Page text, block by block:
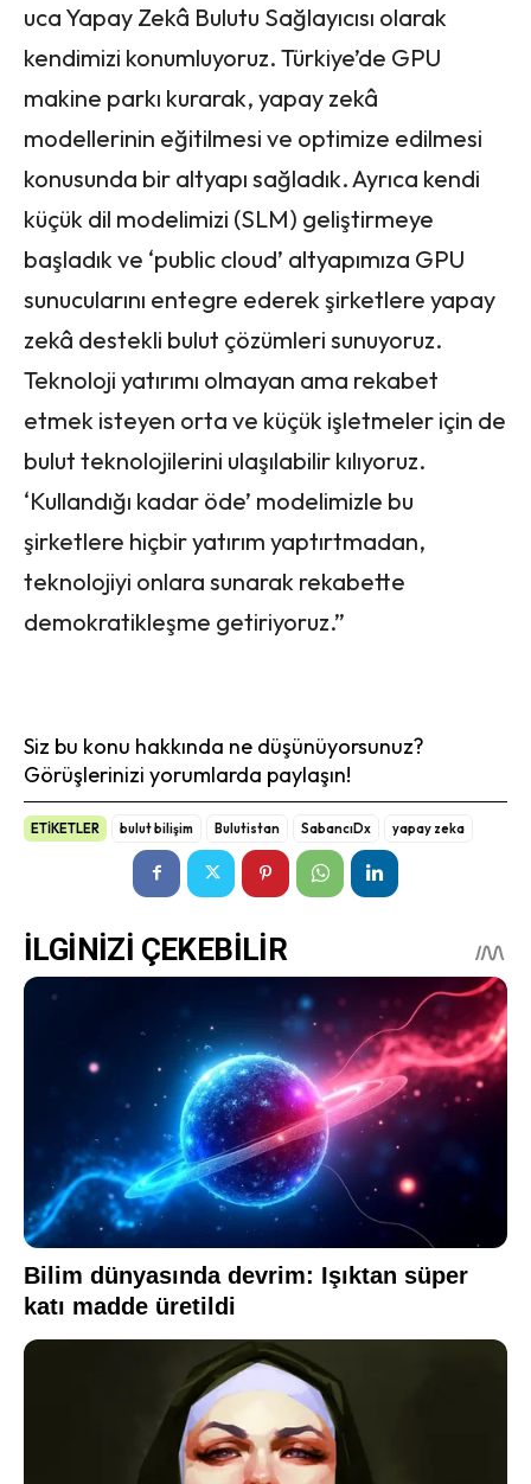
uca Yapay Zekâ Bulutu Sağlayıcısı olarak
kendimizi konumluyoruz. Türkiye’de GPU
makine parkı kurarak, yapay zekâ
modellerinin eğitilmesi ve optimize edilmesi
konusunda bir altyapı sağladık. Ayrıca kendi
küçük dil modelimizi (SLM) geliştirmeye
başladık ve ‘public cloud’ altyapımıza GPU
sunucularını entegre ederek şirketlere yapay
zekâ destekli bulut çözümleri sunuyoruz.
Teknoloji yatırımı olmayan ama rekabet
etmek isteyen orta ve küçük işletmeler için de
bulut teknolojilerini ulaşılabilir kılıyoruz.
‘Kullandığı kadar öde’ modelimizle bu
şirketlere hiçbir yatırım yaptırtmadan,
teknolojiyi onlara sunarak rekabette
demokratikleşme getiriyoruz.”
Siz bu konu hakkında ne düşünüyorsunuz?
Görüşlerinizi yorumlarda paylaşın!
ETİKETLER bulut bilişim Bulutistan SabancıDx yapay zeka